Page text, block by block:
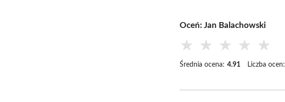
Oceń: Jan Balachowski
★ ★ ★ ★ ★
Średnia ocena: 4.91 Liczba ocen: